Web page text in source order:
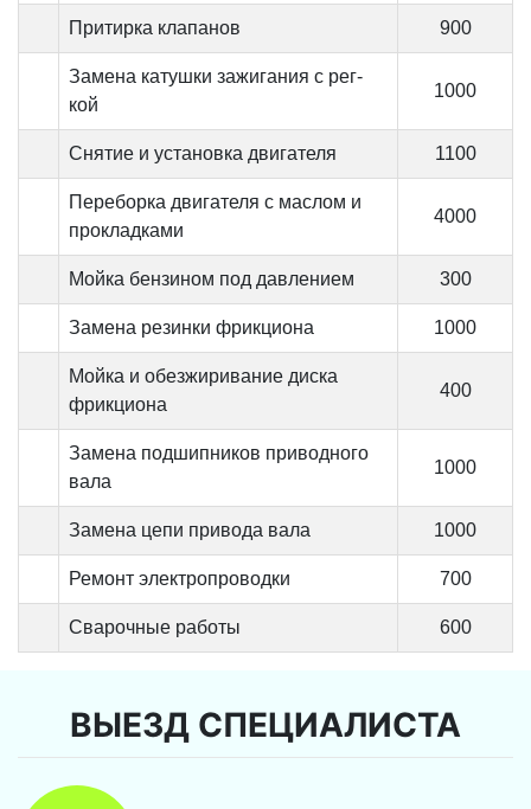
Притирка клапанов 900
Замена катушки зажигания с рег-
кой
1000
Снятие и установка двигателя 1100
Переборка двигателя с маслом и
прокладками
4000
Мойка бензином под давлением 300
Замена резинки фрикциона 1000
Мойка и обезжиривание диска
фрикциона
400
Замена подшипников приводного
вала
1000
Замена цепи привода вала 1000
Ремонт электропроводки 700
Сварочные работы 600
ВЫЕЗД СПЕЦИАЛИСТА